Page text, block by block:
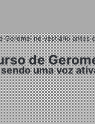
Geromel no vestiário antes
de
uma voz